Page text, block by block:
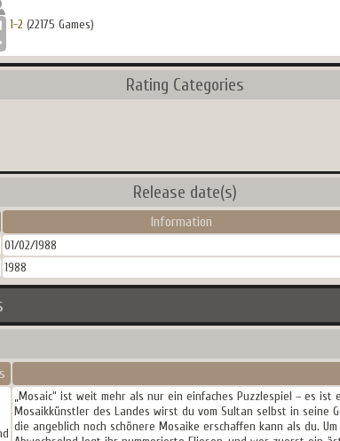
1-2 (22175 Games)
Rating Categories
Release date(s)
Information
01/02/1988
1988
„Mosaic“ ist weit mehr als nur ein einfaches Puzzlespiel – es
Mosaikkünstler des Landes wirst du vom Sultan selbst in seine
die angeblich noch schönere Mosaike erschaffen kann als du.